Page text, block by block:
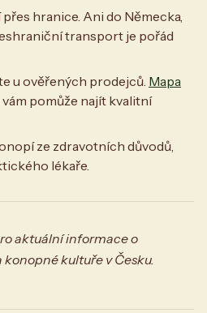
hranice. Ani do Německa,
transport je pořád
u ověřených prodejců. Mapa
vám pomůže najít kvalitní
ze zdravotních důvodů,
lékaře.
aktuální informace o
kultuře v Česku.